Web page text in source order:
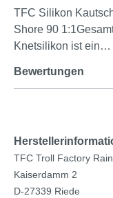
TFC Silikon
Shore 90
Knetsilikon ist ein…
Bewertungen
TFC Troll Factory
Kaiserdamm 2
D-27339 Riede